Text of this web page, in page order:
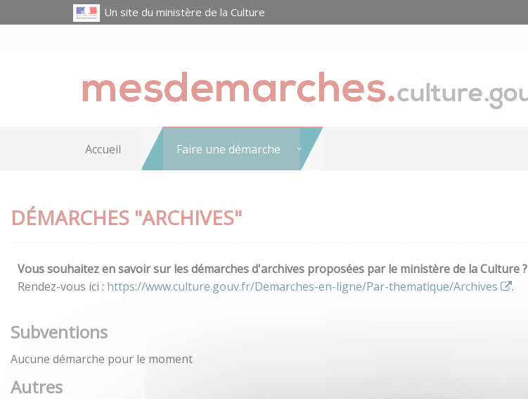
Un site du ministère de la Culture
Accueil Faire une démarche
DÉMARCHES "ARCHIVES"
Vous souhaitez en savoir sur les démarches d'archives proposées par le ministère de la Culture ?
Rendez-vous ici : https://www.culture.gouv.fr/Demarches-en-ligne/Par-thematique/Archives .
Subventions
Aucune démarche pour le moment
Autres